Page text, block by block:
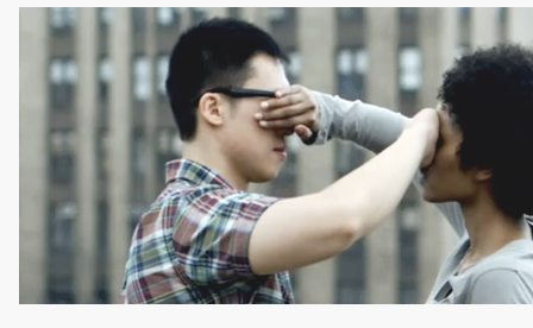
Sens
s